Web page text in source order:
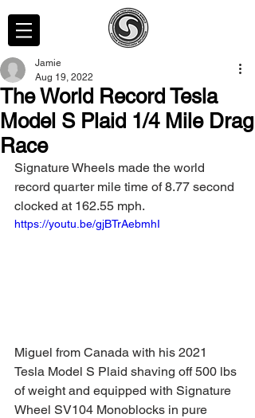
The World Record Tesla
Model S Plaid 1/4 Mile Drag
Race
Jamie
Aug 19, 2022
Signature Wheels made the world
record quarter mile time of 8.77 second
clocked at 162.55 mph.
https://youtu.be/gjBTrAebmhI
Miguel from Canada with his 2021
Tesla Model S Plaid shaving off 500 lbs
of weight and equipped with Signature
Wheel SV104 Monoblocks in pure